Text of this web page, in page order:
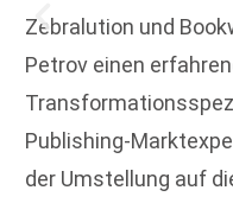
Zebralution und
Petrov einen
Publishing-
der Umstellung auf